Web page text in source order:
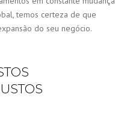
temos certeza de que
do seu negócio.